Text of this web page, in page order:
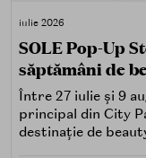
iulie 2026
SOLE Pop-Up
săptămâni de
Între 27 iulie și 9
principal din City
destinație de